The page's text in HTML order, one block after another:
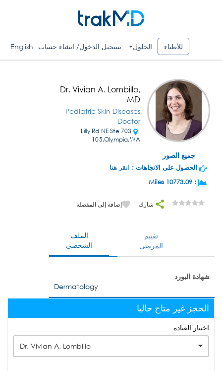
للأطباء الحلول تسجيل الدخول/ انشاء حساب English
جميع الصور
Dr. Vivian A. Lombillo,
MD
Pediatric Skin Diseases
Doctor
703 Lilly Rd NE Ste
105,Olympia,WA
الحصول على الاتجاهات : انقر هنا
:
10773.09 Miles
شارك إضافة إلى المفضلة
الملف
الشخصي
تقييم
المرضى
شهادة البورد
Dermatology
الحجز غير متاح حاليا
اختيار العيادة
Dr. Vivian A. Lombillo